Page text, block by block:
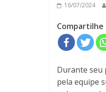
16/07/2024
Compartilhe
Durante seu
pela equipe